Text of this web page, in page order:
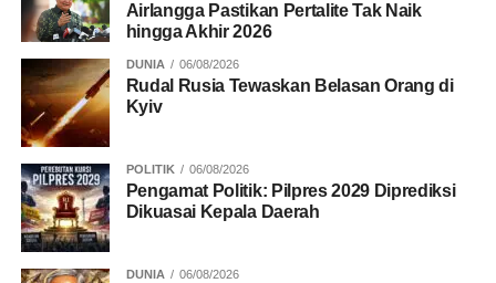
Airlangga Pastikan Pertalite Tak Naik
hingga Akhir 2026
DUNIA 06/08/2026
Rudal Rusia Tewaskan Belasan Orang di
Kyiv
POLITIK 06/08/2026
Pengamat Politik: Pilpres 2029 Diprediksi
Dikuasai Kepala Daerah
DUNIA 06/08/2026